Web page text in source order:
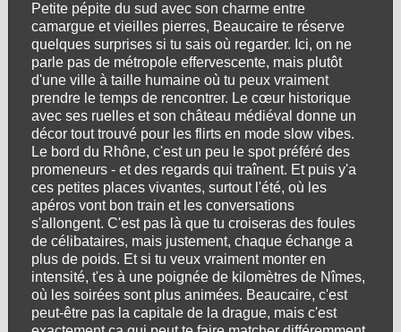
Petite pépite du sud avec son charme entre
camargue et vieilles pierres, Beaucaire te réserve
quelques surprises si tu sais où regarder. Ici, on ne
parle pas de métropole effervescente, mais plutôt
d'une ville à taille humaine où tu peux vraiment
prendre le temps de rencontrer. Le cœur historique
avec ses ruelles et son château médiéval donne un
décor tout trouvé pour les flirts en mode slow vibes.
Le bord du Rhône, c'est un peu le spot préféré des
promeneurs - et des regards qui traînent. Et puis y'a
ces petites places vivantes, surtout l'été, où les
apéros vont bon train et les conversations
s'allongent. C'est pas là que tu croiseras des foules
de célibataires, mais justement, chaque échange a
plus de poids. Et si tu veux vraiment monter en
intensité, t'es à une poignée de kilomètres de Nîmes,
où les soirées sont plus animées. Beaucaire, c'est
peut-être pas la capitale de la drague, mais c'est